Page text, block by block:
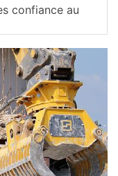
confiance au